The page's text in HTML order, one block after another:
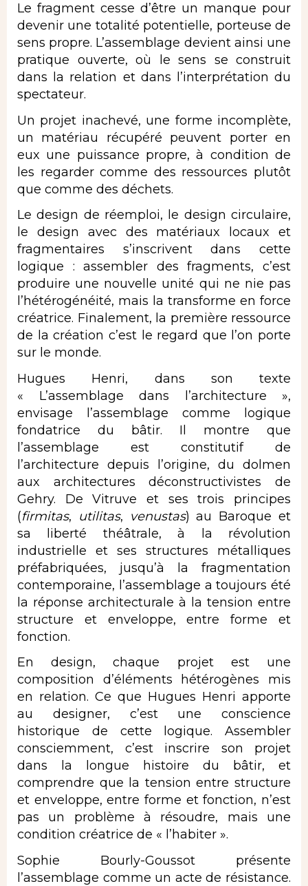
Le fragment cesse d’être un manque pour
devenir une totalité potentielle, porteuse de
sens propre. L’assemblage devient ainsi une
pratique ouverte, où le sens se construit
dans la relation et dans l’interprétation du
spectateur.
Un projet inachevé, une forme incomplète,
un matériau récupéré peuvent porter en
eux une puissance propre, à condition de
les regarder comme des ressources plutôt
que comme des déchets.
Le design de réemploi, le design circulaire,
le design avec des matériaux locaux et
fragmentaires s’inscrivent dans cette
logique : assembler des fragments, c’est
produire une nouvelle unité qui ne nie pas
l’hétérogénéité, mais la transforme en force
créatrice. Finalement, la première ressource
de la création c’est le regard que l’on porte
sur le monde.
Hugues Henri, dans son texte
« L’assemblage dans l’architecture »,
envisage l’assemblage comme logique
fondatrice du bâtir. Il montre que
l’assemblage est constitutif de
l’architecture depuis l’origine, du dolmen
aux architectures déconstructivistes de
Gehry. De Vitruve et ses trois principes
(firmitas, utilitas, venustas) au Baroque et
sa liberté théâtrale, à la révolution
industrielle et ses structures métalliques
préfabriquées, jusqu’à la fragmentation
contemporaine, l’assemblage a toujours été
la réponse architecturale à la tension entre
structure et enveloppe, entre forme et
fonction.
En design, chaque projet est une
composition d’éléments hétérogènes mis
en relation. Ce que Hugues Henri apporte
au designer, c’est une conscience
historique de cette logique. Assembler
consciemment, c’est inscrire son projet
dans la longue histoire du bâtir, et
comprendre que la tension entre structure
et enveloppe, entre forme et fonction, n’est
pas un problème à résoudre, mais une
condition créatrice de « l’habiter ».
Sophie Bourly-Goussot présente
l’assemblage comme un acte de résistance.